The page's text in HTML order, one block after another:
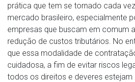
prática que tem se tornado cada
mercado brasileiro, especialmente
empresas que buscam em comum
redução de custos tributários. No
que essa modalidade de
cuidadosa, a fim de evitar riscos
todos os direitos e deveres estejam